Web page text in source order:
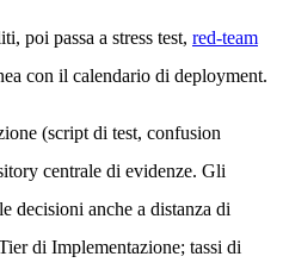
poi passa a stress test, red-team
con il calendario di deployment.
(script di test, confusion
centrale di evidenze. Gli
decisioni anche a distanza di
di Implementazione; tassi di